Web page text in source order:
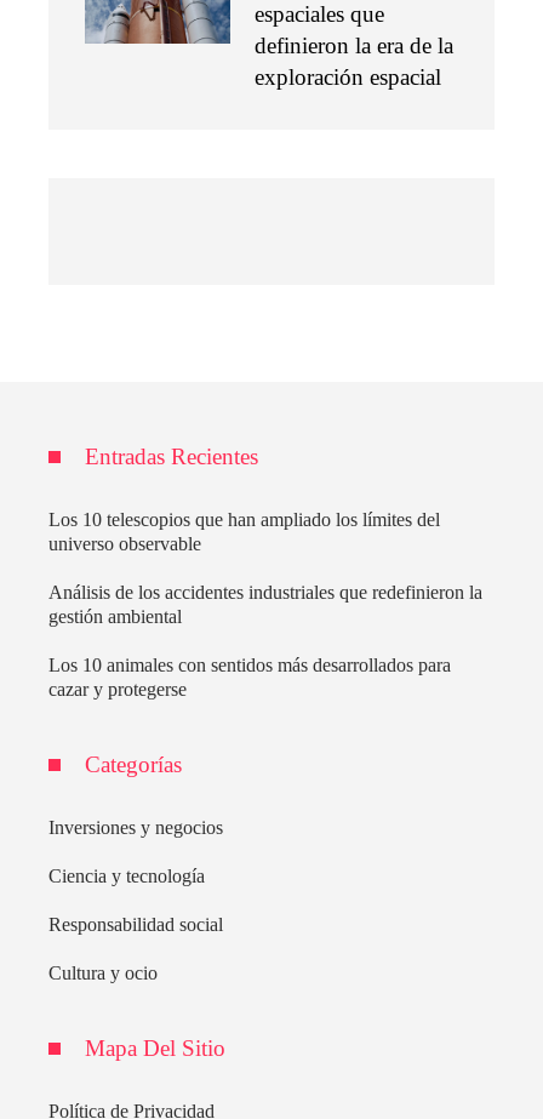
espaciales que
definieron la era de la
exploración espacial
Entradas Recientes
Los 10 telescopios que han ampliado los límites del
universo observable
Análisis de los accidentes industriales que redefinieron la
gestión ambiental
Los 10 animales con sentidos más desarrollados para
cazar y protegerse
Categorías
Inversiones y negocios
Ciencia y tecnología
Responsabilidad social
Cultura y ocio
Mapa Del Sitio
Política de Privacidad